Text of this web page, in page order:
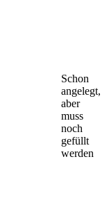
Schon
angelegt,
aber
muss
noch
gefüllt
werden